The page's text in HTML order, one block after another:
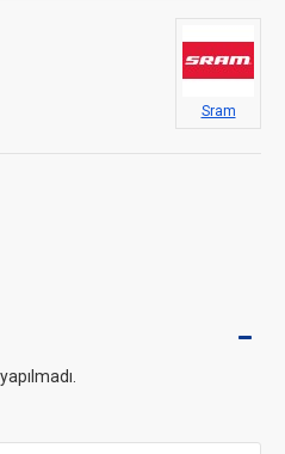
Sram